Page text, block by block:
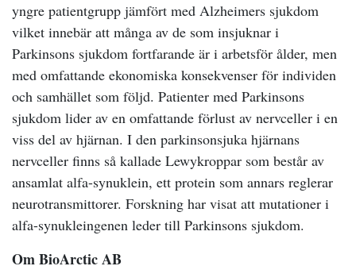
yngre patientgrupp jämfört med Alzheimers sjukdom
vilket innebär att många av de som insjuknar i
Parkinsons sjukdom fortfarande är i arbetsför ålder, men
med omfattande ekonomiska konsekvenser för individen
och samhället som följd. Patienter med Parkinsons
sjukdom lider av en omfattande förlust av nervceller i en
viss del av hjärnan. I den parkinsonsjuka hjärnans
nervceller finns så kallade Lewykroppar som består av
ansamlat alfa-synuklein, ett protein som annars reglerar
neurotransmittorer. Forskning har visat att mutationer i
alfa-synukleingenen leder till Parkinsons sjukdom.
Om BioArctic AB